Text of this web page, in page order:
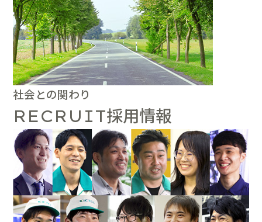
社会との関わり
RECRUIT採用情報